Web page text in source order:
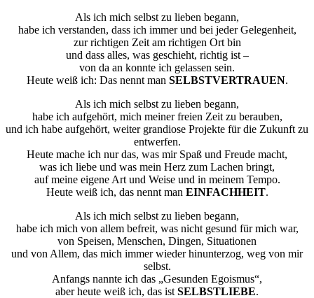
Als ich mich selbst zu lieben begann,
habe ich verstanden, dass ich immer und bei jeder Gelegenheit,
zur richtigen Zeit am richtigen Ort bin
und dass alles, was geschieht, richtig ist –
von da an konnte ich gelassen sein.
Heute weiß ich: Das nennt man SELBSTVERTRAUEN.
Als ich mich selbst zu lieben begann,
habe ich aufgehört, mich meiner freien Zeit zu berauben,
und ich habe aufgehört, weiter grandiose Projekte für die Zukunft zu
entwerfen.
Heute mache ich nur das, was mir Spaß und Freude macht,
was ich liebe und was mein Herz zum Lachen bringt,
auf meine eigene Art und Weise und in meinem Tempo.
Heute weiß ich, das nennt man EINFACHHEIT.
Als ich mich selbst zu lieben begann,
habe ich mich von allem befreit, was nicht gesund für mich war,
von Speisen, Menschen, Dingen, Situationen
und von Allem, das mich immer wieder hinunterzog, weg von mir
selbst.
Anfangs nannte ich das „Gesunden Egoismus“,
aber heute weiß ich, das ist SELBSTLIEBE.